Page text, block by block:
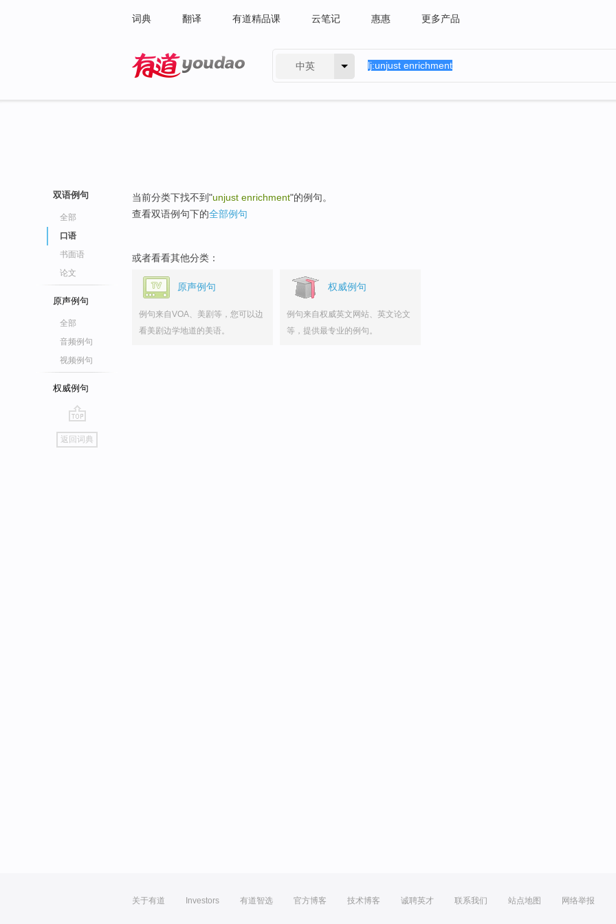
词典 翻译 有道精品课 云笔记 惠惠 更多产品
中英
双语例句
全部
口语
书面语
论文
原声例句
全部
音频例句
视频例句
权威例句
go
top
返回词典
当前分类下找不到"unjust enrichment"的例句。
查看双语例句下的全部例句
或者看看其他分类：
原声例句
例句来自VOA、美剧等，您可以边
看美剧边学地道的美语。
权威例句
例句来自权威英文网站、英文论文
等，提供最专业的例句。
关于有道 Investors 有道智选 官方博客 技术博客 诚聘英才 联系我们 站点地图 网络举报